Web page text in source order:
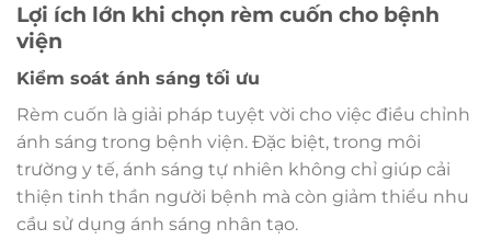
Lợi ích lớn khi chọn rèm cuốn cho bệnh
viện
Kiểm soát ánh sáng tối ưu
Rèm cuốn là giải pháp tuyệt vời cho việc điều chỉnh
ánh sáng trong bệnh viện. Đặc biệt, trong môi
trường y tế, ánh sáng tự nhiên không chỉ giúp cải
thiện tinh thần người bệnh mà còn giảm thiểu nhu
cầu sử dụng ánh sáng nhân tạo.